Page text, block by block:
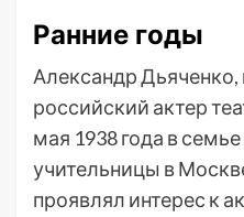
Ранние годы
Александр
российский актер
мая 1938 года в
учительницы в
проявлял интерес к